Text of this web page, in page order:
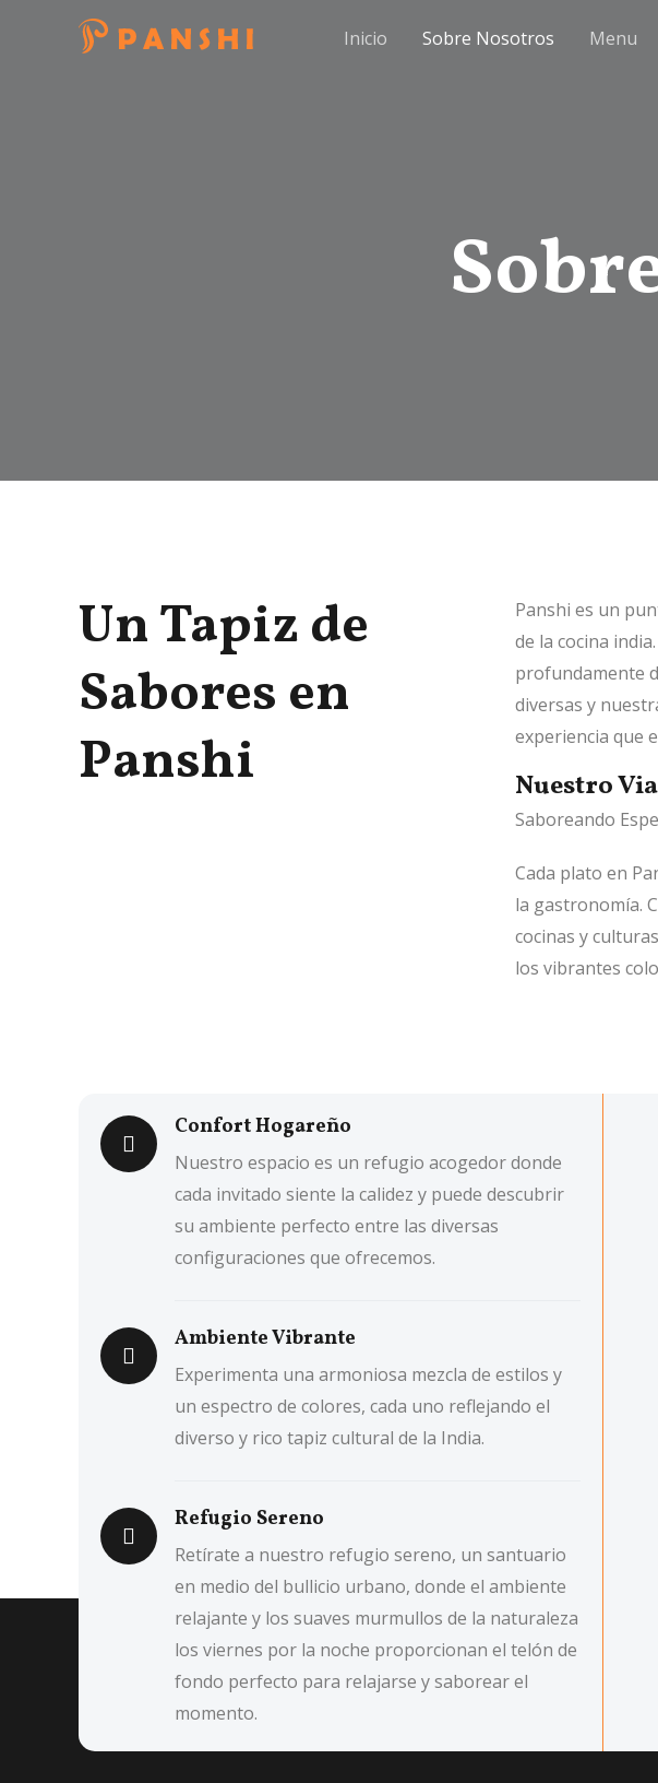
Inicio Sobre Nosotros Menu
Un Tapiz de
Sabores en
Panshi
Panshi es un
de la cocina
profundamente
diversas y
experiencia que
Nuestro
Saboreando
Cada plato en
la gastronomía.
cocinas y
los vibrantes
Confort Hogareño
Nuestro espacio es un refugio acogedor donde
cada invitado siente la calidez y puede descubrir
su ambiente perfecto entre las diversas
configuraciones que ofrecemos.
Ambiente Vibrante
Experimenta una armoniosa mezcla de estilos y
un espectro de colores, cada uno reflejando el
diverso y rico tapiz cultural de la India.
Refugio Sereno
Retírate a nuestro refugio sereno, un santuario
en medio del bullicio urbano, donde el ambiente
relajante y los suaves murmullos de la naturaleza
los viernes por la noche proporcionan el telón de
fondo perfecto para relajarse y saborear el
momento.